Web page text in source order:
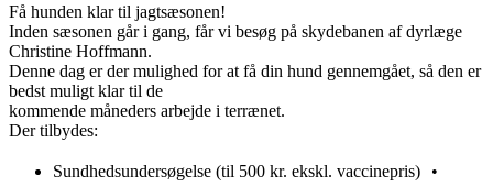
Få hunden klar til jagtsæsonen!
Inden sæsonen går i gang, får vi besøg på skydebanen af dyrlæge
Christine Hoffmann.
Denne dag er der mulighed for at få din hund gennemgået, så den er
bedst muligt klar til de
kommende måneders arbejde i terrænet.
Der tilbydes:
Sundhedsundersøgelse (til 500 kr. ekskl. vaccinepris) •